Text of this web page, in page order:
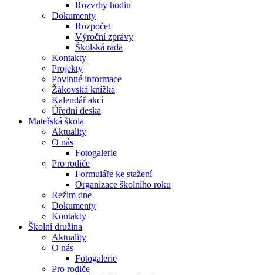
Rozvrhy hodin
Dokumenty
Rozpočet
Výroční zprávy
Školská rada
Kontakty
Projekty
Povinné informace
Žákovská knížka
Kalendář akcí
Úřední deska
Mateřská škola
Aktuality
O nás
Fotogalerie
Pro rodiče
Formuláře ke stažení
Organizace školního roku
Režim dne
Dokumenty
Kontakty
Školní družina
Aktuality
O nás
Fotogalerie
Pro rodiče